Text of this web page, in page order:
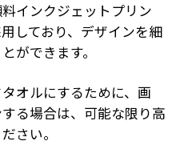
インクジェットプリン
しており、デザインを細
ができます。
オルにするために、画
る場合は、可能な限り高
さい。